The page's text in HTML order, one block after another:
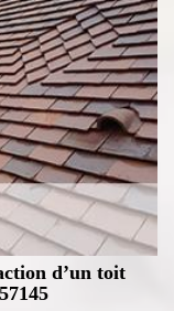
d’un toit